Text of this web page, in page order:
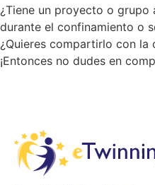
¿Tiene un proyecto o grupo
durante el confinamiento o
¿Quieres compartirlo con la
¡Entonces no dudes en